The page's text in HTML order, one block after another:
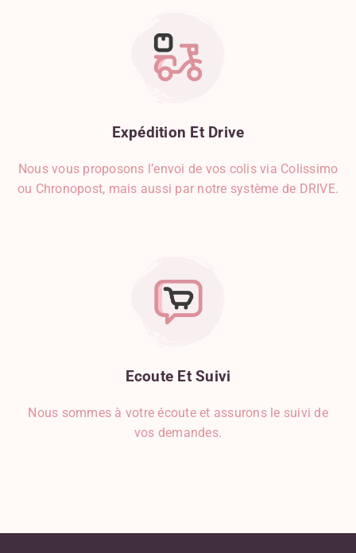
Expédition Et Drive
Nous vous proposons l’envoi de vos colis via Colissimo
ou Chronopost, mais aussi par notre système de DRIVE.
Ecoute Et Suivi
Nous sommes à votre écoute et assurons le suivi de
vos demandes.